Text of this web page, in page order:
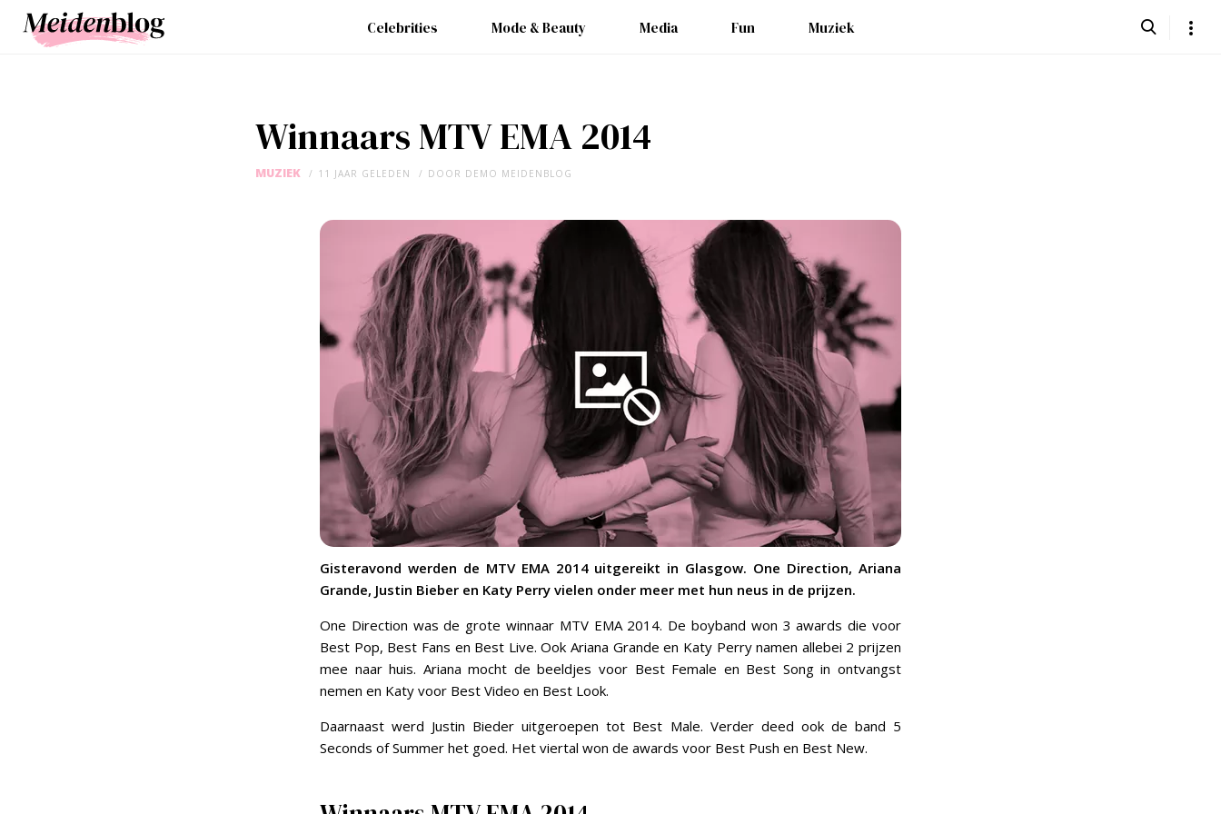
Celebrities Mode & Beauty Media Fun Muziek
Winnaars MTV EMA 2014
MUZIEK 11 JAAR GELEDEN DOOR DEMO MEIDENBLOG
Gisteravond werden de MTV EMA 2014 uitgereikt in Glasgow. One Direction, Ariana
Grande, Justin Bieber en Katy Perry vielen onder meer met hun neus in de prijzen.
One Direction was de grote winnaar MTV EMA 2014. De boyband won 3 awards die voor
Best Pop, Best Fans en Best Live. Ook Ariana Grande en Katy Perry namen allebei 2 prijzen
mee naar huis. Ariana mocht de beeldjes voor Best Female en Best Song in ontvangst
nemen en Katy voor Best Video en Best Look.
Daarnaast werd Justin Bieder uitgeroepen tot Best Male. Verder deed ook de band 5
Seconds of Summer het goed. Het viertal won de awards voor Best Push en Best New.